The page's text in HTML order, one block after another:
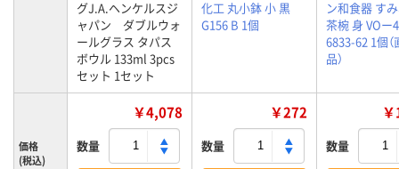
グJ.A.ヘンケルスジ
ャパン ダブルウォ
ールグラス タパス
ボウル 133ml 3pcs
セット 1セット
化工 丸小鉢 小 黒
G156 B 1個
ン和食器 す
茶椀 身 VOー
6833-62 1個（
品）
価格
(税込)
￥4,078
数量
￥272
数量 数量